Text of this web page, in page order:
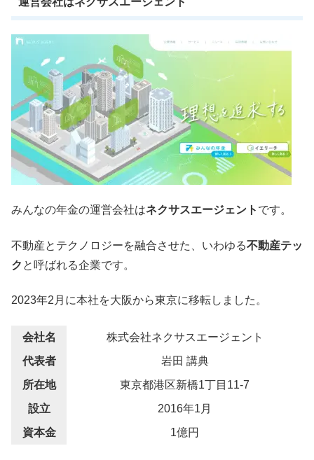
みんなの年金の運営会社はネクサスエージェント です。
不動産とテクノロジーを融合させた、いわゆる不動産テッ
ク と呼ばれる企業です。
2023年2月に本社を大阪から東京に移転しました。
会社名
株式会社ネクサスエージェント
代表者
岩田 講典
所在地
東京都港区新橋1丁目11-7
設立
2016年1月
資本金
1億円